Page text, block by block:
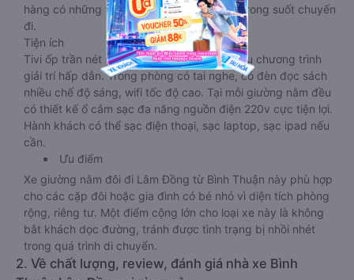
hàng có những trải nghiệm thoải mái nhất trong suốt chuyến
đi.
Tiện ích
Tivi ốp trần nét cứng, đầu HD tích hợp nhiều chương trình
giải trí hấp dẫn. Trong phòng có tai nghe, có đèn đọc sách
nhiều chế độ sáng, wifi tốc độ cao. Tại mỗi giường nằm đều
có thiết kế ổ cắm sạc đa năng nguồn điện 220v cực tiện lợi.
Hành khách có thể sạc điện thoại, sạc laptop, sạc ipad nếu
cần.
Ưu điểm
Xe giường nằm đôi đi Lâm Đồng từ Bình Thuận này phù hợp
cho các cặp đôi hoặc gia đình có bé nhỏ vì diện tích phòng
rộng, riêng tư. Một điểm cộng lớn cho loại xe này là không
bắt khách dọc đường, tránh được tình trạng bị nhồi nhét
trong quá trình di chuyển.
2. Về chất lượng, review, đánh giá nhà xe Bình